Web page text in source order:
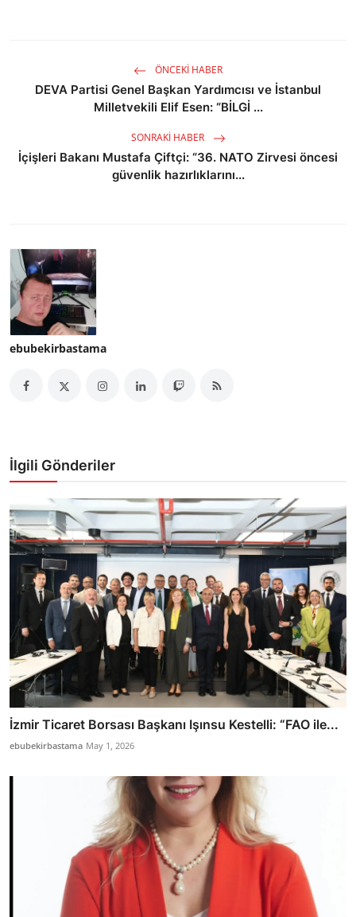
ÖNCEKI HABER
DEVA Partisi Genel Başkan Yardımcısı ve İstanbul
Milletvekili Elif Esen: “BİLGİ ...
SONRAKI HABER
İçişleri Bakanı Mustafa Çiftçi: “36. NATO Zirvesi öncesi
güvenlik hazırlıklarını...
ebubekirbastama
İlgili Gönderiler
İzmir Ticaret Borsası Başkanı Işınsu Kestelli: “FAO ile...
ebubekirbastama May 1, 2026